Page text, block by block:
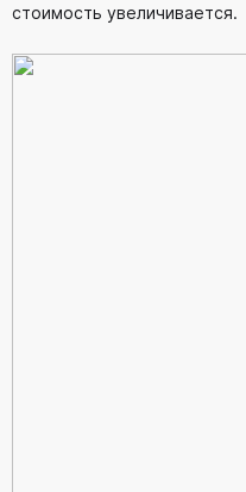
стоимость увеличивается.